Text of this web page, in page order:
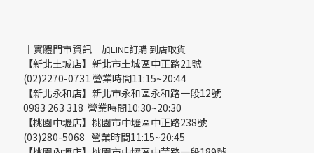
｜實體門市資訊｜ 加LINE訂購 到店取貨
【新北土城店】新北市土城區中正路21號
(02)2270-0731 營業時間11:15~20:44
【新北永和店】新北市永和區永和路一段12號
0983 263 318 營業時間10:30~20:30
【桃園中壢店】桃園市中壢區中正路238號
(03)280-5068 營業時間11:15~20:45